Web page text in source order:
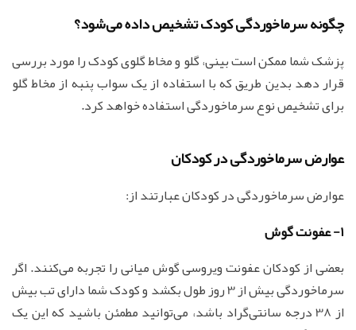
چگونه سرماخوردگی کودک تشخیص داده می‌شود؟
پزشک شما ممکن است بینی، گلو و مخاط گلوی کودک را مورد بررسی
قرار دهد بدین طریق که با استفاده از یک سواب پنبه از مخاط گلو
برای تشخیص نوع سرماخوردگی استفاده خواهد کرد.
عوارض سرماخوردگی در کودکان
عوارض سرماخوردگی در کودکان عبارتند از:
1- عفونت گوش
بعضی از کودکان عفونت ویروسی گوش میانی را تجربه می‌کنند. اگر
سرماخوردگی بیش از 3 روز طول بکشد و کودک شما دارای تب بیش
از 38 درجه سانتی‌گراد باشد، می‌توانید مطمئن باشید که این یک